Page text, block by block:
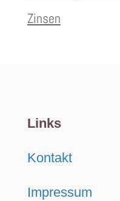
Zinsen
Links
Kontakt
Impressum